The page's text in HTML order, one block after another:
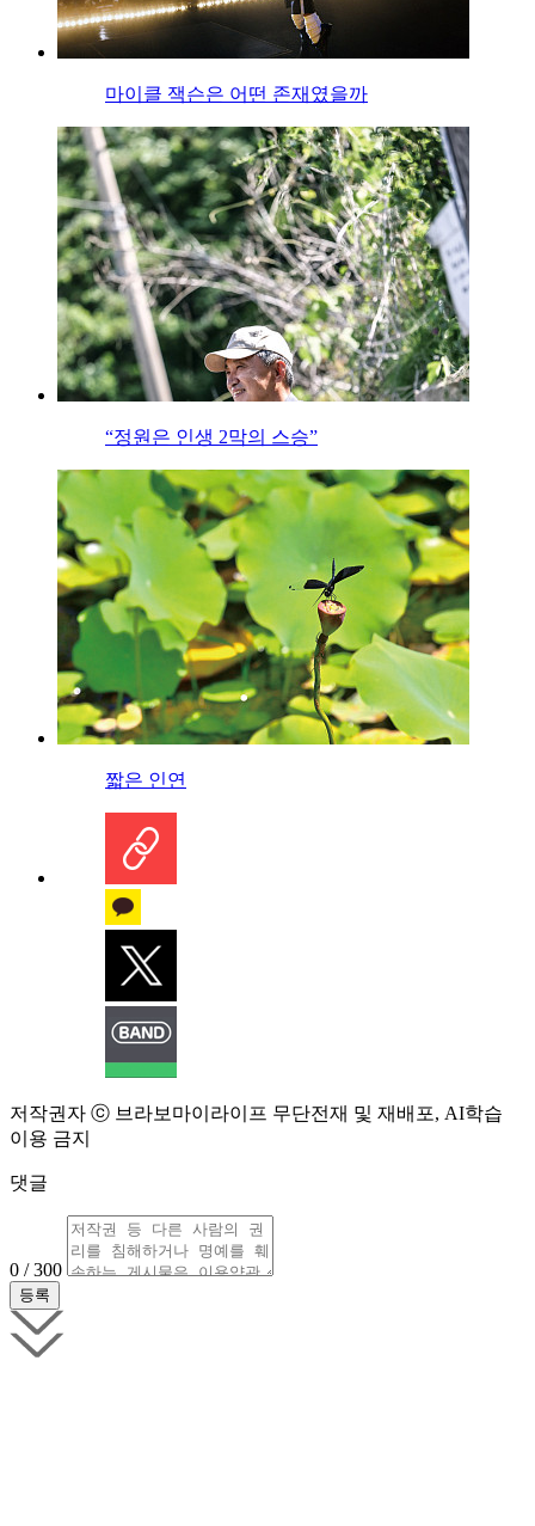
마이클 잭슨은 어떤 존재였을까
“정원은 인생 2막의 스승”
짧은 인연
저작권자 ⓒ 브라보마이라이프 무단전재 및 재배포, AI학습
이용 금지
댓글
0 / 300